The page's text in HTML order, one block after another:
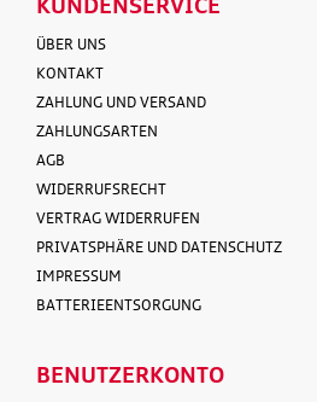
ÜBER UNS
KONTAKT
ZAHLUNG UND VERSAND
ZAHLUNGSARTEN
AGB
WIDERRUFSRECHT
VERTRAG WIDERRUFEN
PRIVATSPHÄRE UND DATENSCHUTZ
IMPRESSUM
BATTERIEENTSORGUNG
BENUTZERKONTO